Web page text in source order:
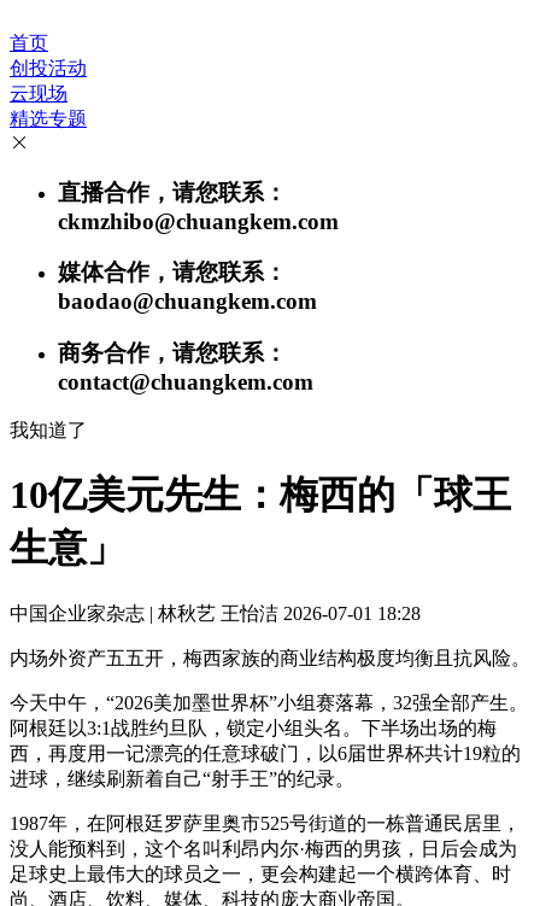
首页
创投活动
云现场
精选专题
直播合作，请您联系：
ckmzhibo@chuangkem.com
媒体合作，请您联系：
baodao@chuangkem.com
商务合作，请您联系：
contact@chuangkem.com
我知道了
10亿美元先生：梅西的「球王
生意」
中国企业家杂志 | 林秋艺 王怡洁 2026-07-01 18:28
内场外资产五五开，梅西家族的商业结构极度均衡且抗风险。
今天中午，“2026美加墨世界杯”小组赛落幕，32强全部产生。
阿根廷以3:1战胜约旦队，锁定小组头名。下半场出场的梅
西，再度用一记漂亮的任意球破门，以6届世界杯共计19粒的
进球，继续刷新着自己“射手王”的纪录。
1987年，在阿根廷罗萨里奥市525号街道的一栋普通民居里，
没人能预料到，这个名叫利昂内尔·梅西的男孩，日后会成为
足球史上最伟大的球员之一，更会构建起一个横跨体育、时
尚、酒店、饮料、媒体、科技的庞大商业帝国。